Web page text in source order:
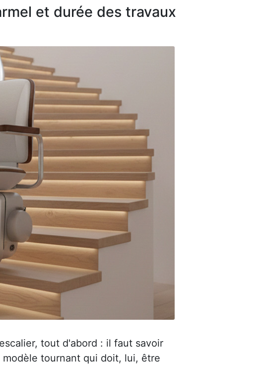
et durée des travaux
tout d'abord : il faut savoir
tournant qui doit, lui, être